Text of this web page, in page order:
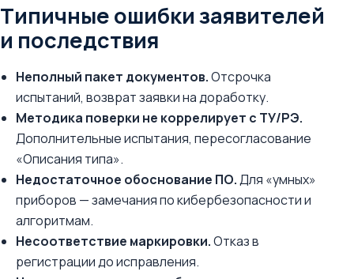
Типичные ошибки заявителей
и последствия
Неполный пакет документов.Отсрочка
испытаний, возврат заявки на доработку.
Методика поверки не коррелирует с ТУ/РЭ.
Дополнительные испытания, пересогласование
«Описания типа».
Недостаточное обоснование ПО.Для «умных»
приборов — замечания по кибербезопасности и
алгоритмам.
Несоответствие маркировки.Отказ в
регистрации до исправления.